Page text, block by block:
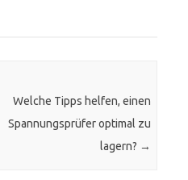
Welche Tipps helfen, einen
Spannungsprüfer optimal zu
lagern? →